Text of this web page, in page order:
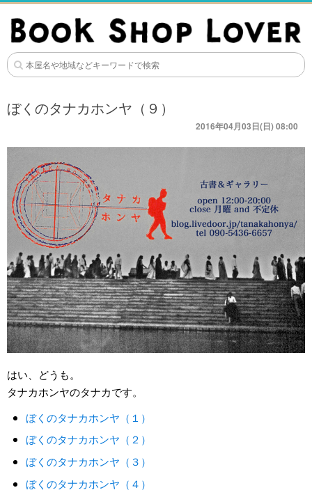
ぼくのタナカホンヤ（９）
2016年04月03日(日) 08:00
はい、どうも。
タナカホンヤのタナカです。
ぼくのタナカホンヤ（１）
ぼくのタナカホンヤ（２）
ぼくのタナカホンヤ（３）
ぼくのタナカホンヤ（４）